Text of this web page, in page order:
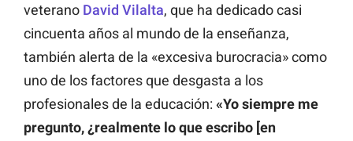
veterano David Vilalta, que ha dedicado casi
cincuenta años al mundo de la enseñanza,
también alerta de la «excesiva burocracia» como
uno de los factores que desgasta a los
profesionales de la educación: «Yo siempre me
pregunto, ¿realmente lo que escribo [en